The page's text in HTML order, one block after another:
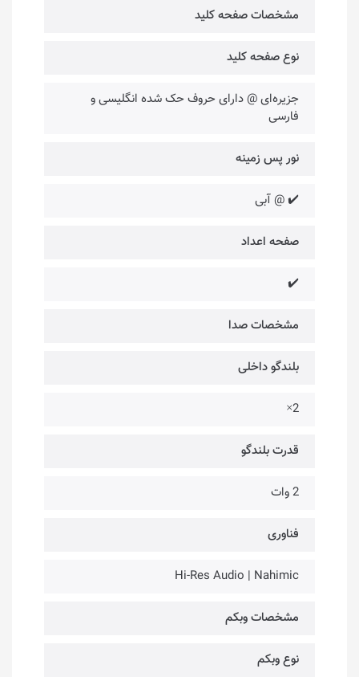
مشخصات صفحه کلید
نوع صفحه کلید
جزیره‌ای @ دارای حروف حک شده انگلیسی و
فارسی
نور پس زمینه
✔️ @ آبی
صفحه اعداد
✔️
مشخصات صدا
بلندگو داخلی
2×
قدرت بلندگو
2 وات
فناوری‌
Hi-Res Audio | Nahimic
مشخصات وبکم
نوع وبکم